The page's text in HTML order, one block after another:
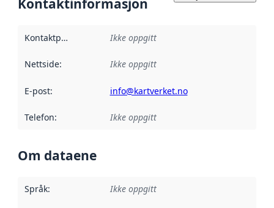
Kontaktinformasjon
Kontaktpunkt Ikke oppgitt
Nettside: Ikke oppgitt
E-post: info@kartverket.no
Telefon: Ikke oppgitt
Om dataene
Språk: Ikke oppgitt